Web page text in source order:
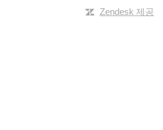
Zendesk 제공